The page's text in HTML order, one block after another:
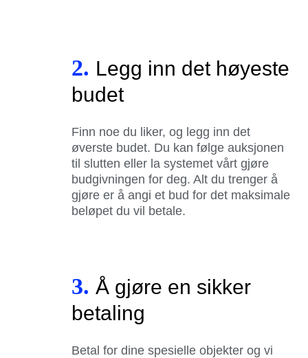
2. Legg inn det høyeste
budet
Finn noe du liker, og legg inn det
øverste budet. Du kan følge auksjonen
til slutten eller la systemet vårt gjøre
budgivningen for deg. Alt du trenger å
gjøre er å angi et bud for det maksimale
beløpet du vil betale.
3. Å gjøre en sikker
betaling
Betal for dine spesielle objekter og vi